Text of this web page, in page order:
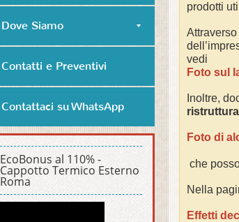
prodotti
vedi
Foto sul
Inoltre,
Foto di
che
Nella
Effetti
Dove Siamo
Contatti e Preventivi
Contattaci su WhatsApp
EcoBonus al 110% -
Cappotto Termico Esterno
Roma